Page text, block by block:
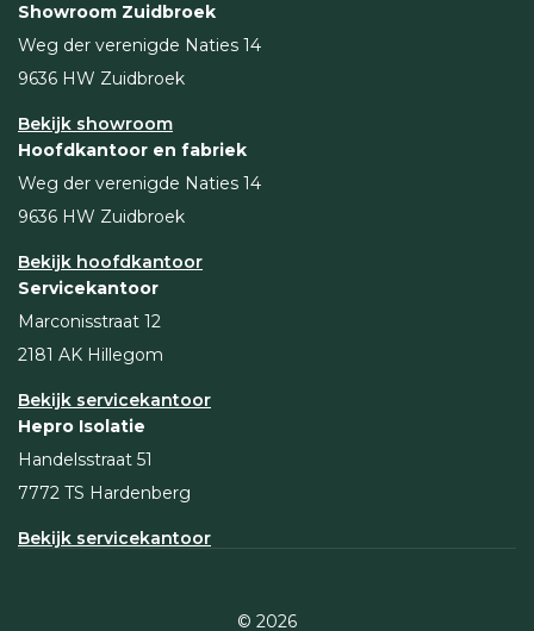
Showroom Zuidbroek
Weg der verenigde Naties 14
9636 HW Zuidbroek
Bekijk showroom
Hoofdkantoor en fabriek
Weg der verenigde Naties 14
9636 HW Zuidbroek
Bekijk hoofdkantoor
Servicekantoor
Marconisstraat 12
2181 AK Hillegom
Bekijk servicekantoor
Hepro Isolatie
Handelsstraat 51
7772 TS Hardenberg
Bekijk servicekantoor
© 2026